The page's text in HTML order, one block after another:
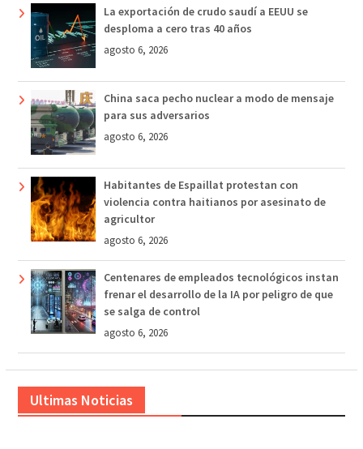
La exportación de crudo saudí a EEUU se
desploma a cero tras 40 años
agosto 6, 2026
China saca pecho nuclear a modo de mensaje
para sus adversarios
agosto 6, 2026
Habitantes de Espaillat protestan con
violencia contra haitianos por asesinato de
agricultor
agosto 6, 2026
Centenares de empleados tecnológicos instan
frenar el desarrollo de la IA por peligro de que
se salga de control
agosto 6, 2026
Ultimas Noticias